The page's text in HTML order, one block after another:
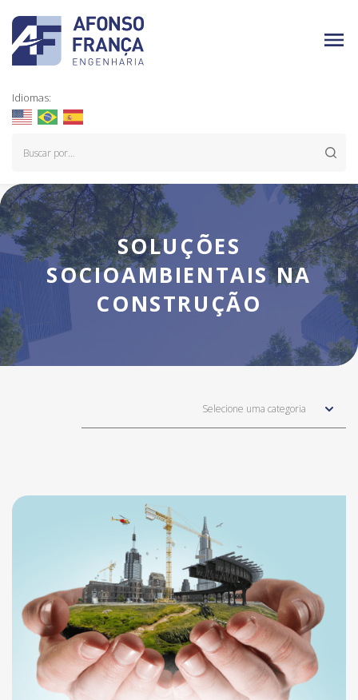
Idiomas:
SOLUÇÕES
SOCIOAMBIENTAIS NA
CONSTRUÇÃO
Selecione uma categoria